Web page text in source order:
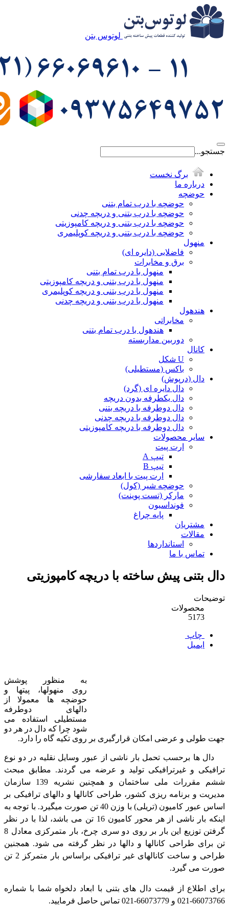
لوتوس بتن
جستجو...
برگ نخست
درباره ما
حوضچه
حوضچه با درب تمام بتنی
حوضچه با درب بتنی و دریچه چدنی
حوضچه با درب بتنی و دریچه کامپوزیتی
حوضچه با درب بتنی و دریچه کوپلیمری
منهول
فاضلابی (دایره ای)
برق و مخابرات
منهول با درب تمام بتنی
منهول با درب بتنی و دریچه کامپوزیتی
منهول با درب بتنی و دریچه کوپلیمری
منهول با درب بتنی و دریچه چدنی
هندهول
مخابراتی
هندهول با درب تمام بتنی
دوربین مداربسته
کانال
U شکل
باکس (مستطیلی)
دال (درپوش)
دال دایره ای (گرد)
دال یکطرفه بدون دریچه
دال دوطرفه با دریچه بتنی
دال دوطرفه با دریچه چدنی
دال دوطرفه با دریچه کامپوزیتی
سایر محصولات
ارت پیت
تیپ A
تیپ B
ارت پیت با ابعاد سفارشی
حوضچه شیر (کول)
مارکر (تست پوینت)
فونداسیون
پایه چراغ
مشتریان
مقالات
استانداردها
تماس با ما
دال بتنی پیش ساخته با دریچه کامپوزیتی
توضیحات
محصولات
5173
چاپ
ایمیل
به منظور پوشش
روی منهولها، پیتها و
حوضچه ها معمولا از
دالهای دوطرفه
مستطیلی استفاده می
شود چرا که دال در هر دو
جهت طولی و عرضی امکان قرارگیری بر روی تکیه گاه را دارد.
دال ها برحسب تحمل بار ناشی از عبور وسایل نقلیه در دو نوع
ترافیکی و غیرترافیکی تولید و عرضه می گردند. مطابق مبحث
ششم مقررات ملی ساختمان و همچنین نشریه 139 سازمان
مدیریت و برنامه ریزی کشور، طراحی کانالها و دالهای ترافیکی بر
اساس عبور کامیون (تریلی) با وزن 40 تن صورت میگیرد. با توجه به
اینکه بار ناشی از هر محور کامیون 16 تن می باشد، لذا با در نظر
گرفتن توزیع این بار بر روی دو سری چرخ، بار متمرکزی معادل 8
تن برای طراحی کانالها و دالها در نظر گرفته می شود. همجنین
طراحی و ساخت کانالهای غیر ترافیکی براساس بار متمرکز 2 تن
صورت می گیرد.
برای اطلاع از قیمت دال های بتنی با ابعاد دلخواه شما با شماره
66073766-021 و 66073779-021 تماس حاصل فرمایید.